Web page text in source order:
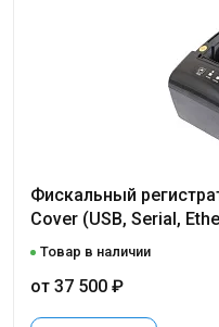
Фискальный
Cover (USB, Serial,
Товар в наличии
от 37 500 ₽